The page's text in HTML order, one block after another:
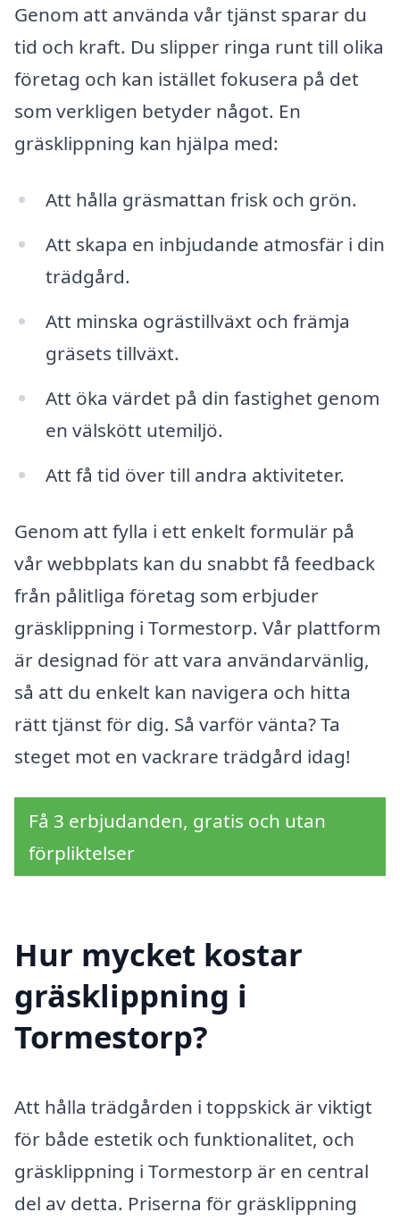
Genom att använda vår tjänst sparar du
tid och kraft. Du slipper ringa runt till olika
företag och kan istället fokusera på det
som verkligen betyder något. En
gräsklippning kan hjälpa med:
Att hålla gräsmattan frisk och grön.
Att skapa en inbjudande atmosfär i din
trädgård.
Att minska ogrästillväxt och främja
gräsets tillväxt.
Att öka värdet på din fastighet genom
en välskött utemiljö.
Att få tid över till andra aktiviteter.
Genom att fylla i ett enkelt formulär på
vår webbplats kan du snabbt få feedback
från pålitliga företag som erbjuder
gräsklippning i Tormestorp. Vår plattform
är designad för att vara användarvänlig,
så att du enkelt kan navigera och hitta
rätt tjänst för dig. Så varför vänta? Ta
steget mot en vackrare trädgård idag!
Få 3 erbjudanden, gratis och utan
förpliktelser
Hur mycket kostar
gräsklippning i
Tormestorp?
Att hålla trädgården i toppskick är viktigt
för både estetik och funktionalitet, och
gräsklippning i Tormestorp är en central
del av detta. Priserna för gräsklippning